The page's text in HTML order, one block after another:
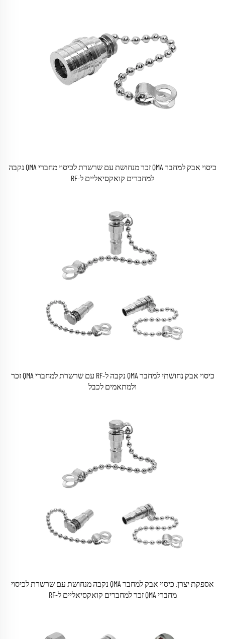
כיסוי אבק למחבר QMA זכר מנחושת עם שרשרת לכיסוי מחברי QMA נקבה
למחברים קואקסיאליים ל-RF
כיסוי אבק נחושתי למחבר QMA נקבה ל-RF עם שרשרת למחברי QMA זכר
ולמתאמים לכבל
אספקת יצרן: כיסוי אבק למחבר QMA נקבה מנחושת עם שרשרת לכיסוי
מחברי QMA זכר למחברים קואקסיאליים ל-RF